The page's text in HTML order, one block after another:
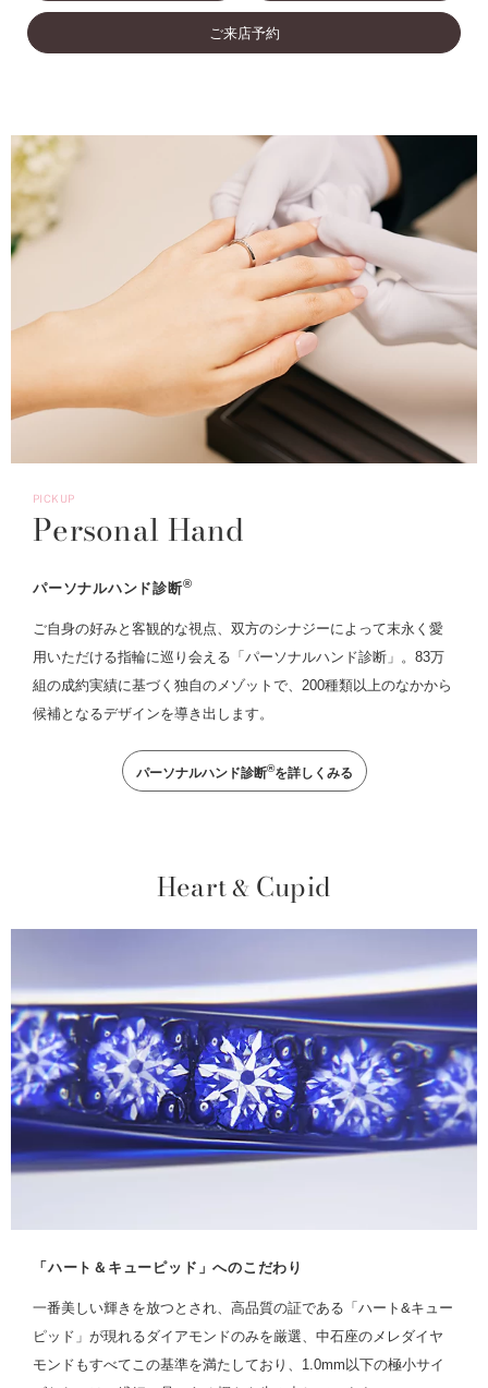
ご来店予約
PICKUP
Personal Hand
パーソナルハンド診断®
ご自身の好みと客観的な視点、双方のシナジーによって末永く愛
用いただける指輪に巡り会える「パーソナルハンド診断」。83万
組の成約実績に基づく独自のメゾットで、200種類以上のなかから
候補となるデザインを導き出します。
パーソナルハンド診断®を詳しくみる
Heart& Cupid
「ハート＆キューピッド」へのこだわり
一番美しい輝きを放つとされ、高品質の証である「ハート&キュー
ピッド」が現れるダイアモンドのみを厳選、中石座のメレダイヤ
モンドもすべてこの基準を満たしており、1.0mm以下の極小サイ